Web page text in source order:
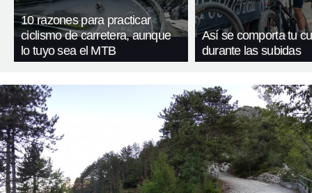
10 razones para practicar
ciclismo de carretera, aunque
lo tuyo sea el MTB
Así se comporta tu
durante las subidas